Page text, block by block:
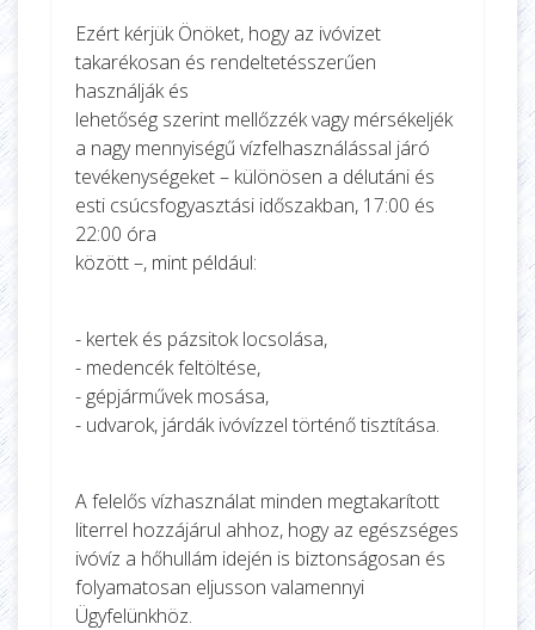
Ezért kérjük Önöket, hogy az ivóvizet
takarékosan és rendeltetésszerűen
használják és
lehetőség szerint mellőzzék vagy mérsékeljék
a nagy mennyiségű vízfelhasználással járó
tevékenységeket – különösen a délutáni és
esti csúcsfogyasztási időszakban, 17:00 és
22:00 óra
között –, mint például:
- kertek és pázsitok locsolása,
- medencék feltöltése,
- gépjárművek mosása,
- udvarok, járdák ivóvízzel történő tisztítása.
A felelős vízhasználat minden megtakarított
literrel hozzájárul ahhoz, hogy az egészséges
ivóvíz a hőhullám idején is biztonságosan és
folyamatosan eljusson valamennyi
Ügyfelünkhöz.